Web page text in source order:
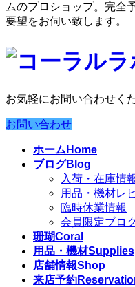
ムのプロショップ。完全
要望をお伺い致します。
お気軽にお問い合わせく
お問い合わせ
ホーム Home
ブログBlog
入荷・在庫情
用品・機材レ
臨時休業情報
会員限定ブロ
珊瑚Coral
用品・機材Supplies
店舗情報Shop
来店予約